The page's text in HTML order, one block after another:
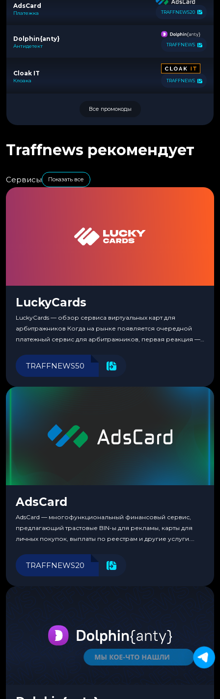
AdsCard
Платежка TRAFFNEWS20
Dolphin{anty}
Антидетект TRAFFNEWS
Cloak IT
Клоака TRAFFNEWS
Все промокоды
Traffnews рекомендует
Сервисы Показать все
LuckyCards
LuckyCards — обзор сервиса виртуальных карт для
арбитражников Когда на рынке появляется очередной
платежный сервис для арбитражников, первая реакция —
перестаешь воспринимать всерьез любой новый продукт,
пока тот не докажет обратное делом. LuckyCards — история
TRAFFNEWS50
AdsCard
AdsCard — многофункциональный финансовый сервис,
предлагающий трастовые BIN-ы для рекламы, карты для
личных покупок, выплаты по реестрам и другие услуги.
инструменты для управления финансами.
TRAFFNEWS20
МЫ КОЕ-ЧТО НАШЛИ